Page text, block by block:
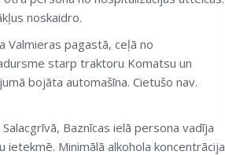
noskaidro.
Valmieras pagastā, ceļā no
starp traktoru Komatsu un
bojāta automašīna. Cietušo nav.
Baznīcas ielā persona vadīja
Minimālā alkohola koncentrācija